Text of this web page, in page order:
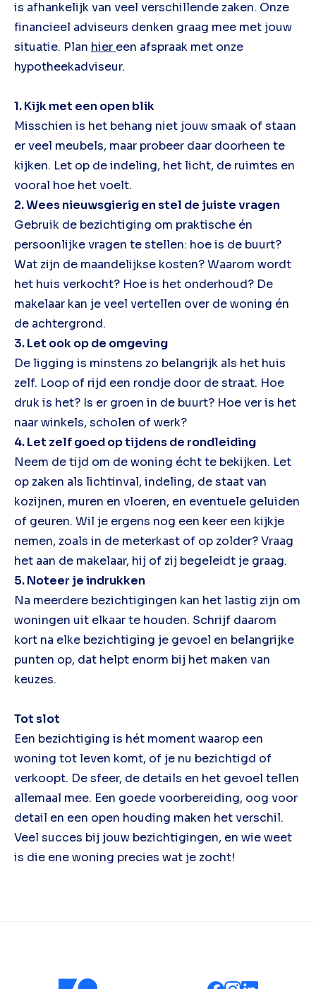
is afhankelijk van veel verschillende zaken. Onze
financieel adviseurs denken graag mee met jouw
situatie. Plan hier een afspraak met onze
hypotheekadviseur.
1. Kijk met een open blik
Misschien is het behang niet jouw smaak of staan
er veel meubels, maar probeer daar doorheen te
kijken. Let op de indeling, het licht, de ruimtes en
vooral hoe het voelt.
2. Wees nieuwsgierig en stel de juiste vragen
Gebruik de bezichtiging om praktische én
persoonlijke vragen te stellen: hoe is de buurt?
Wat zijn de maandelijkse kosten? Waarom wordt
het huis verkocht? Hoe is het onderhoud? De
makelaar kan je veel vertellen over de woning én
de achtergrond.
3. Let ook op de omgeving
De ligging is minstens zo belangrijk als het huis
zelf. Loop of rijd een rondje door de straat. Hoe
druk is het? Is er groen in de buurt? Hoe ver is het
naar winkels, scholen of werk?
4. Let zelf goed op tijdens de rondleiding
Neem de tijd om de woning écht te bekijken. Let
op zaken als lichtinval, indeling, de staat van
kozijnen, muren en vloeren, en eventuele geluiden
of geuren. Wil je ergens nog een keer een kijkje
nemen, zoals in de meterkast of op zolder? Vraag
het aan de makelaar, hij of zij begeleidt je graag.
5. Noteer je indrukken
Na meerdere bezichtigingen kan het lastig zijn om
woningen uit elkaar te houden. Schrijf daarom
kort na elke bezichtiging je gevoel en belangrijke
punten op, dat helpt enorm bij het maken van
keuzes.
Tot slot
Een bezichtiging is hét moment waarop een
woning tot leven komt, of je nu bezichtigd of
verkoopt. De sfeer, de details en het gevoel tellen
allemaal mee. Een goede voorbereiding, oog voor
detail en een open houding maken het verschil.
Veel succes bij jouw bezichtigingen, en wie weet
is die ene woning precies wat je zocht!